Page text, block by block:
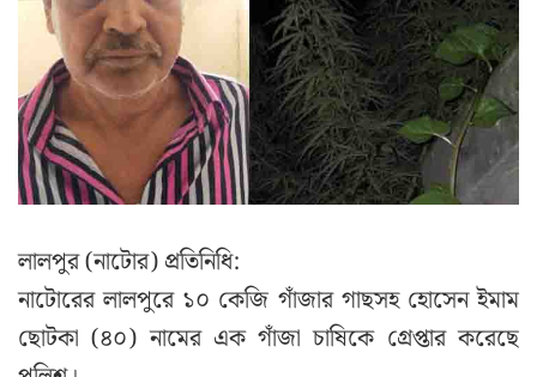
লালপুর (নাটোর) প্রতিনিধি:
নাটোরের লালপুরে ১০ কেজি গাঁজার গাছসহ হোসেন ইমাম
ছোটকা (৪০) নামের এক গাঁজা চাষিকে গ্রেপ্তার করেছে